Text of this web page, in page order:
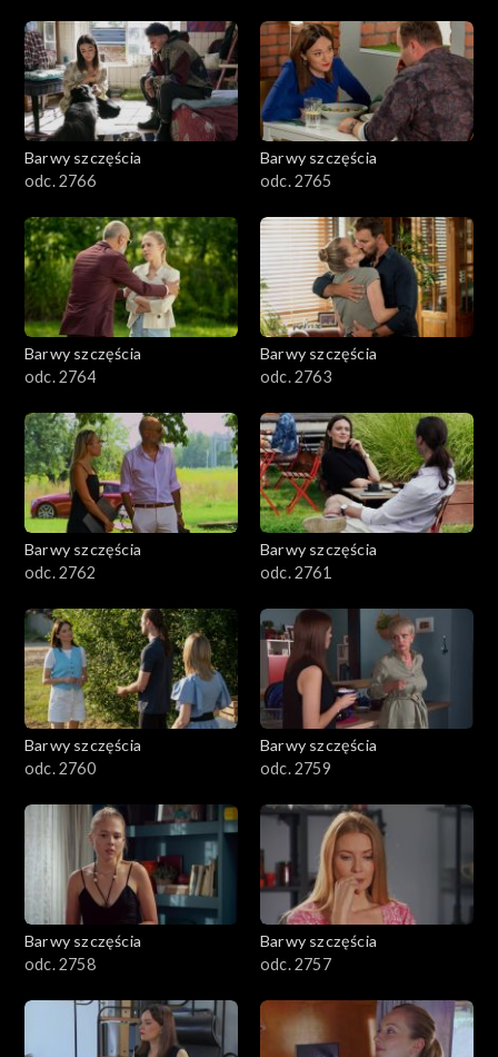
Barwy szczęścia
odc. 2766
Barwy szczęścia
odc. 2765
Barwy szczęścia
odc. 2764
Barwy szczęścia
odc. 2763
Barwy szczęścia
odc. 2762
Barwy szczęścia
odc. 2761
Barwy szczęścia
odc. 2760
Barwy szczęścia
odc. 2759
Barwy szczęścia
odc. 2758
Barwy szczęścia
odc. 2757